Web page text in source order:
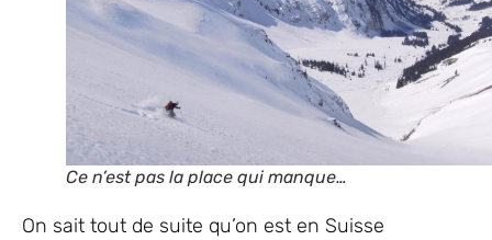
Ce n’est pas la place qui manque…
On sait tout de suite qu’on est en Suisse